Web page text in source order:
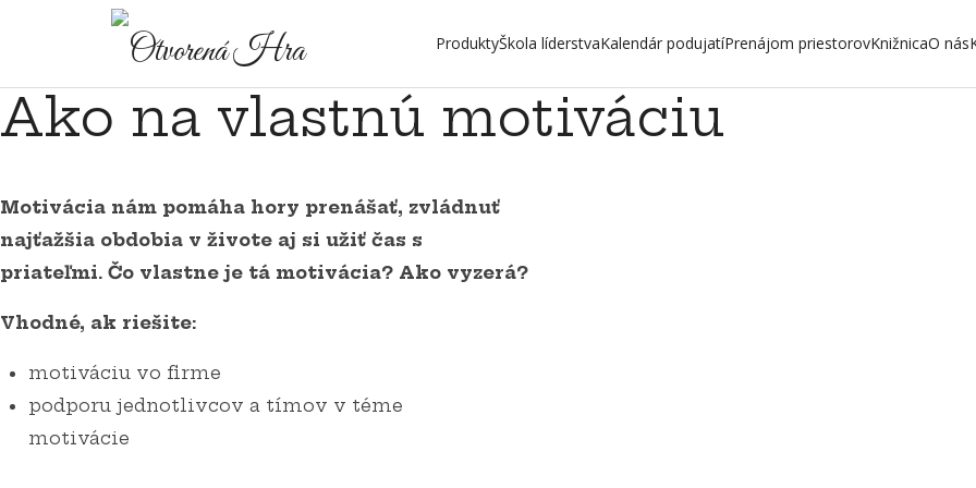
Otvorená
Hra
Pomáhame
potenciál
tímov
ProduktyŠkola líderstvaKalendár podujatíPrenájom priestorovKnižnicaO nás
Ako na vlastnú motiváciu
Motivácia nám pomáha hory prenášať, zvládnuť
najťažšia obdobia v živote aj si užiť čas s
priateľmi. Čo vlastne je tá motivácia? Ako vyzerá?
Vhodné, ak riešite:
motiváciu vo firme
podporu jednotlivcov a tímov v téme
motivácie